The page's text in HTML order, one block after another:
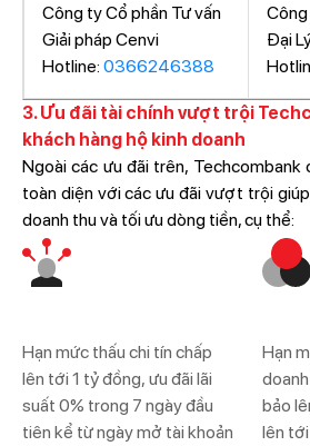
Công ty Cổ phần Tư vấn
Giải pháp Cenvi
Hotline: 0366246388
Công
Đại
3. Ưu đãi tài chính vượt trội
khách hàng hộ kinh doanh
Ngoài các ưu đãi trên, Techcombank
toàn diện với các ưu đãi vượt trội
doanh thu và tối ưu dòng tiền, cụ thể:
Hạn mức thấu chi tín chấp
lên tới 1 tỷ đồng, ưu đãi lãi
suất 0% trong 7 ngày đầu
tiên kể từ ngày mở tài khoản
Hạn
bảo
lên